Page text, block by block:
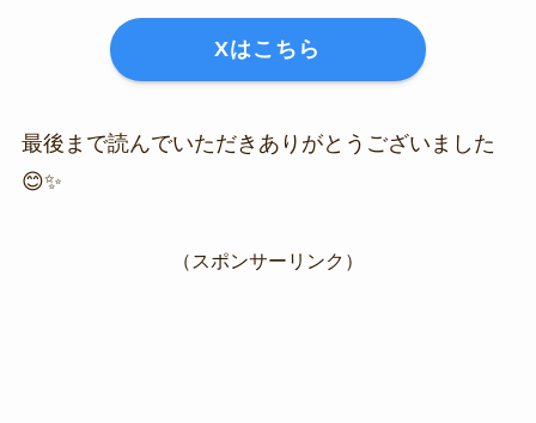
Xはこちら
最後まで読んでいただきありがとうございました
😊✨
（スポンサーリンク）